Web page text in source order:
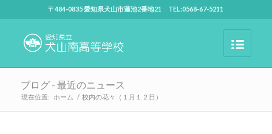
〒484-0835 愛知県犬山市蓮池2番地21 TEL:0568-67-5211
ブログ - 最近のニュース
現在位置: ホーム / 校内の花々（１月１２日）